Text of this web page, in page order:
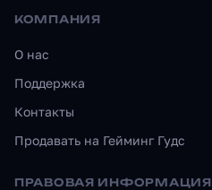
КОМПАНИЯ
О нас
Поддержка
Контакты
Продавать на Гейминг Гудс
ПРАВОВАЯ ИНФОРМАЦИЯ